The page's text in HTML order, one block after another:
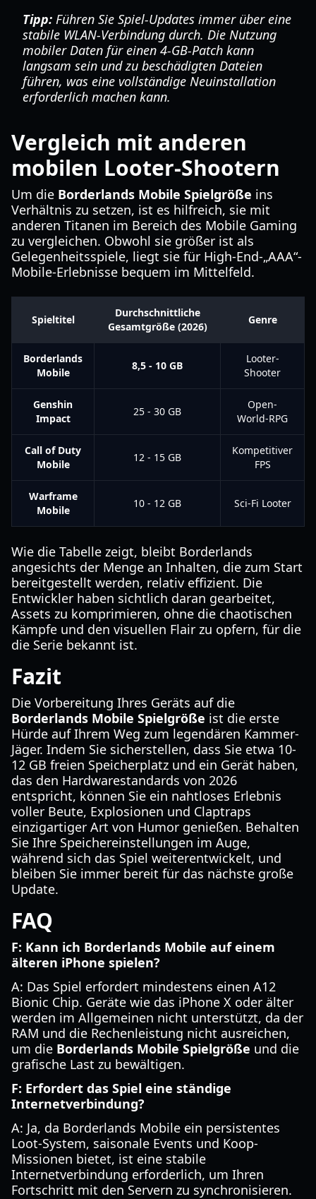
Tipp: Führen Sie Spiel-Updates immer über eine
stabile WLAN-Verbindung durch. Die Nutzung
mobiler Daten für einen 4-GB-Patch kann
langsam sein und zu beschädigten Dateien
führen, was eine vollständige Neuinstallation
erforderlich machen kann.
Vergleich mit anderen
mobilen Looter-Shootern
Um die Borderlands Mobile Spielgröße ins
Verhältnis zu setzen, ist es hilfreich, sie mit
anderen Titanen im Bereich des Mobile Gaming
zu vergleichen. Obwohl sie größer ist als
Gelegenheitsspiele, liegt sie für High-End-„AAA“-
Mobile-Erlebnisse bequem im Mittelfeld.
Spieltitel
Durchschnittliche
Gesamtgröße (2026)
Genre
Borderlands
Mobile
8,5 - 10 GB
Looter-
Shooter
Genshin
Impact
25 - 30 GB
Open-
World-RPG
Call of Duty
Mobile
12 - 15 GB
Kompetitiver
FPS
Warframe
Mobile
10 - 12 GB Sci-Fi Looter
Wie die Tabelle zeigt, bleibt Borderlands
angesichts der Menge an Inhalten, die zum Start
bereitgestellt werden, relativ effizient. Die
Entwickler haben sichtlich daran gearbeitet,
Assets zu komprimieren, ohne die chaotischen
Kämpfe und den visuellen Flair zu opfern, für die
die Serie bekannt ist.
Fazit
Die Vorbereitung Ihres Geräts auf die
Borderlands Mobile Spielgröße ist die erste
Hürde auf Ihrem Weg zum legendären Kammer-
Jäger. Indem Sie sicherstellen, dass Sie etwa 10-
12 GB freien Speicherplatz und ein Gerät haben,
das den Hardwarestandards von 2026
entspricht, können Sie ein nahtloses Erlebnis
voller Beute, Explosionen und Claptraps
einzigartiger Art von Humor genießen. Behalten
Sie Ihre Speichereinstellungen im Auge,
während sich das Spiel weiterentwickelt, und
bleiben Sie immer bereit für das nächste große
Update.
FAQ
F: Kann ich Borderlands Mobile auf einem
älteren iPhone spielen?
A: Das Spiel erfordert mindestens einen A12
Bionic Chip. Geräte wie das iPhone X oder älter
werden im Allgemeinen nicht unterstützt, da der
RAM und die Rechenleistung nicht ausreichen,
um die Borderlands Mobile Spielgröße und die
grafische Last zu bewältigen.
F: Erfordert das Spiel eine ständige
Internetverbindung?
A: Ja, da Borderlands Mobile ein persistentes
Loot-System, saisonale Events und Koop-
Missionen bietet, ist eine stabile
Internetverbindung erforderlich, um Ihren
Fortschritt mit den Servern zu synchronisieren.